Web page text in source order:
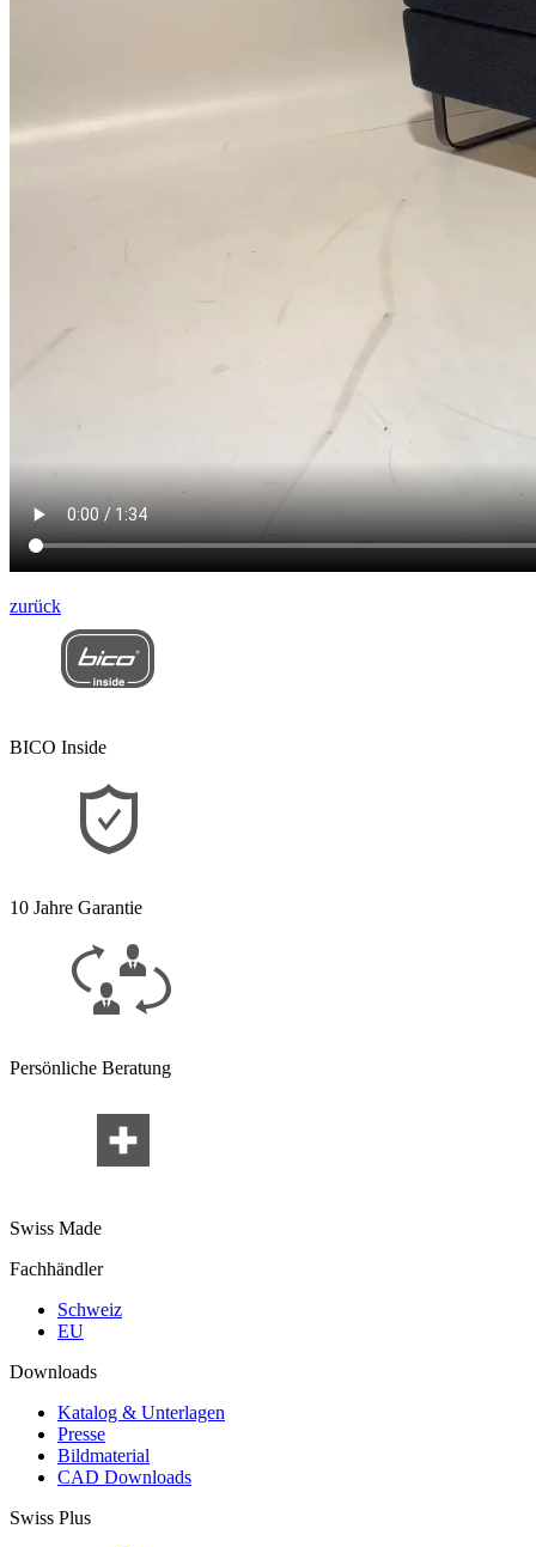
zurück
BICO Inside
10 Jahre Garantie
Persönliche Beratung
Swiss Made
Fachhändler
Schweiz
EU
Downloads
Katalog & Unterlagen
Presse
Bildmaterial
CAD Downloads
Swiss Plus